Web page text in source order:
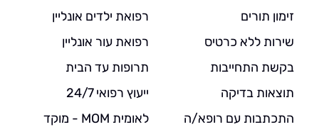
זימון תורים
שירות ללא כרטיס
בקשת התחייבות
תוצאות בדיקה
התכתבות עם רופא/ה
רפואת ילדים אונליין
רפואת עור אונליין
תרופות עד הבית
ייעוץ רפואי 24/7
לאומית MOM - מוקד